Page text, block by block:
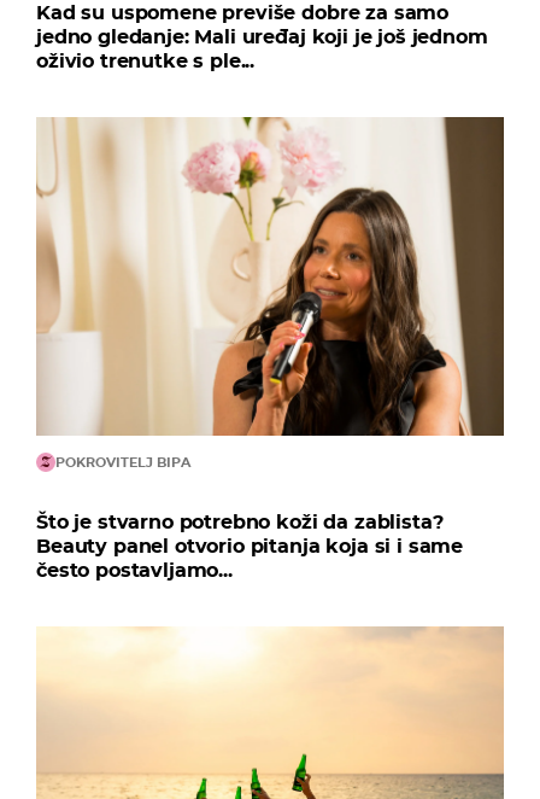
Kad su uspomene previše dobre za samo
jedno gledanje: Mali uređaj koji je još jednom
oživio trenutke s ple...
POKROVITELJ BIPA
Što je stvarno potrebno koži da zablista?
Beauty panel otvorio pitanja koja si i same
često postavljamo...